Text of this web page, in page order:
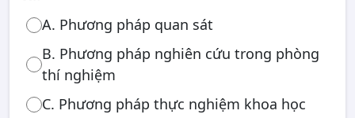
A. Phương pháp quan sát
B. Phương pháp nghiên cứu trong phòng
thí nghiệm
C. Phương pháp thực nghiệm khoa học